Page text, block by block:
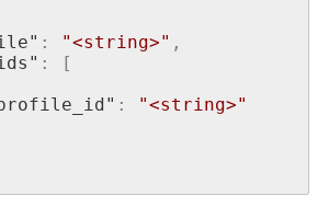
: "<string>" ,
:
[
:
"<string>"